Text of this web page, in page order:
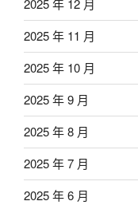
2025 年 12 月
2025 年 11 月
2025 年 10 月
2025 年 9 月
2025 年 8 月
2025 年 7 月
2025 年 6 月